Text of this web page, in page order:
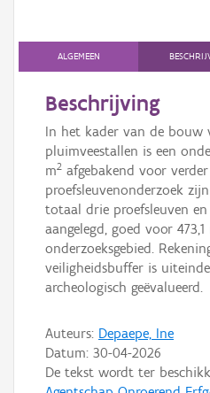
Downloads
ALGEMEEN
Beschrijving
In het kader van de bouw
pluimveestallen is een
m2 afgebakend voor
proefsleuvenonderzoek
totaal drie proefsleuven
aangelegd, goed voor 473,1
onderzoeksgebied.
veiligheidsbuffer is
archeologisch geëvalueerd.
Auteurs: Depaepe, Ine
Datum: 30-04-2026
De tekst wordt ter